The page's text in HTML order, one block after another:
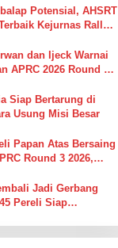
Potensial, AHSRT
Kejurnas Rally
dan Ijeck Warnai
APRC 2026 Round 3
Siap Bertarung di
Usung Misi Besar
Papan Atas Bersaing
Round 3 2026,
Jadi Gerbang
Pereli Siap